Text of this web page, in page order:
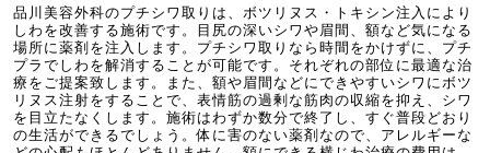
品川美容外科のプチシワ取りは、ボツリヌス・トキシン注入により
しわを改善する施術です。目尻の深いシワや眉間、額など気になる
場所に薬剤を注入します。プチシワ取りなら時間をかけずに、プチ
プラでしわを解消することが可能です。それぞれの部位に最適な治
療をご提案致します。また、額や眉間などにできやすいシワにボツ
リヌス注射をすることで、表情筋の過剰な筋肉の収縮を抑え、シワ
を目立たなくします。施術はわずか数分で終了し、すぐ普段どおり
の生活ができるでしょう。体に害のない薬剤なので、アレルギーな